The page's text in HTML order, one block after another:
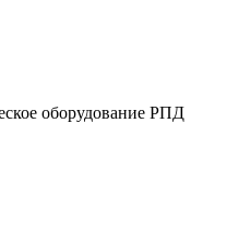
оборудование РПД